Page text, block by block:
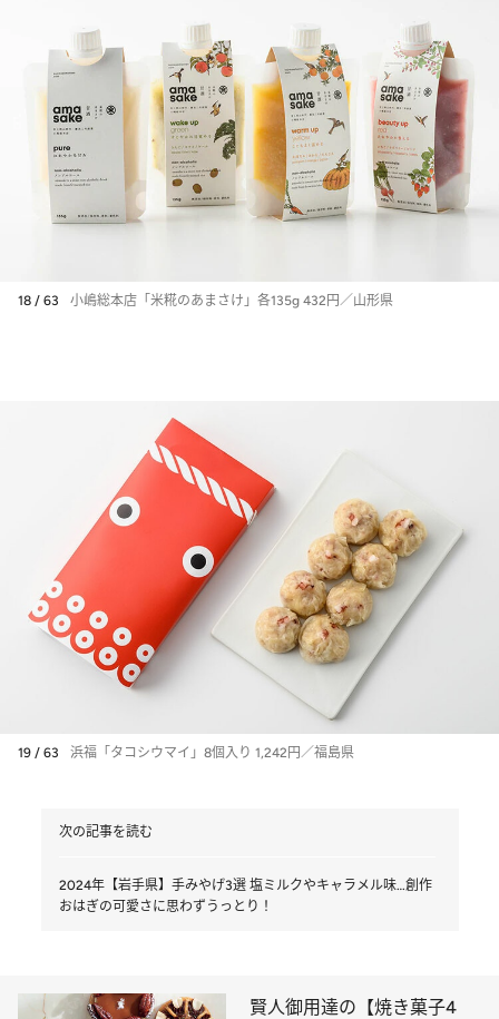
18 / 63 小嶋総本店「米糀のあまさけ」各135g 432円／山形県
19 / 63 浜福「タコシウマイ」8個入り 1,242円／福島県
次の記事を読む
2024年【岩手県】手みやげ3選 塩ミルクやキャラメル味…創作
おはぎの可愛さに思わずうっとり！
賢人御用達の【焼き菓子4